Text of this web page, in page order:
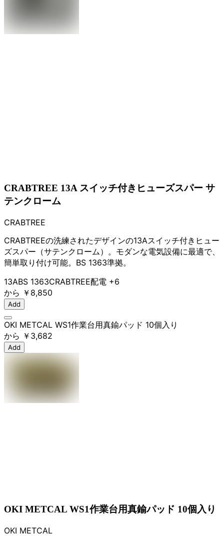
CRABTREE 13A スイッチ付きヒューズスパー サ
テンクローム
CRABTREE
CRABTREEの洗練されたデザインの13Aスイッチ付きヒュー
ズスパー（サテンクローム）。モダンな電気設備に最適で、
簡単取り付け可能。BS 1363準拠。
13ABS 1363CRABTREE配電 +6
から ￥8,850
Add
OKI METCAL WS1作業台用真鍮パッド 10個入り
から ￥3,682
Add
OKI METCAL WS1作業台用真鍮パッド 10個入り
OKI METCAL